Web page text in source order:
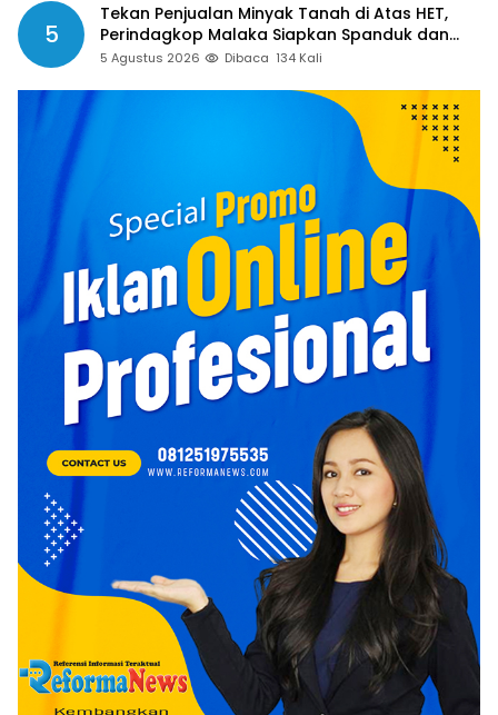
5
Tekan Penjualan Minyak Tanah di Atas HET,
Perindagkop Malaka Siapkan Spanduk dan
Nomor Pengaduan
5 Agustus 2026 Dibaca 134 Kali